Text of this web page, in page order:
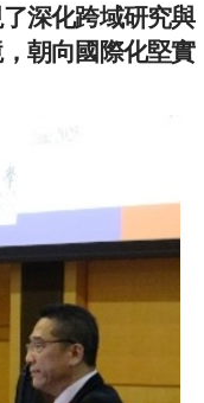
深化跨域研究與
朝向國際化堅實